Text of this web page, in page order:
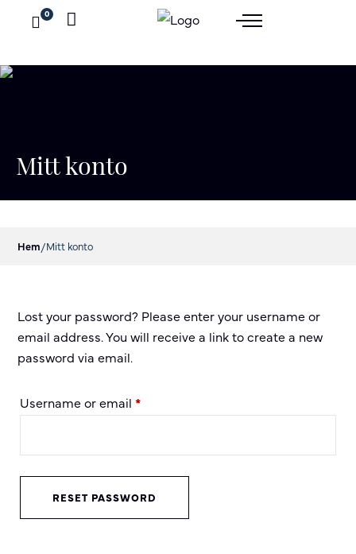
0
Mitt konto
Hem/Mitt konto
Lost your password? Please enter your username or
email address. You will receive a link to create a new
password via email.
Username or email*Required
RESET PASSWORD